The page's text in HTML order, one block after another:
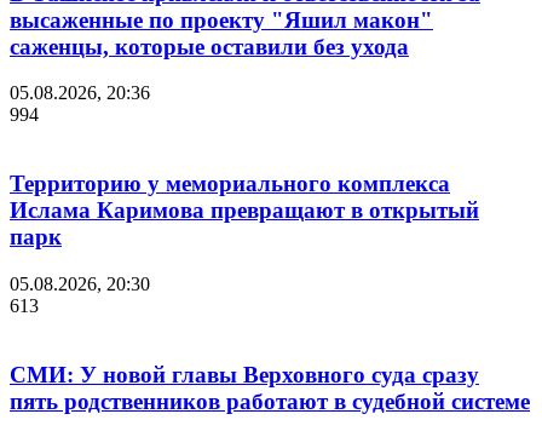
высаженные по проекту "Яшил макон"
саженцы, которые оставили без ухода
05.08.2026, 20:36
994
Территорию у мемориального комплекса
Ислама Каримова превращают в открытый
парк
05.08.2026, 20:30
613
СМИ: У новой главы Верховного суда сразу
пять родственников работают в судебной системе